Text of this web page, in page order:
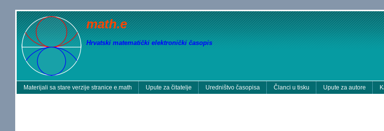
math.e
Hrvatski matematički elektronički časopis
Materijali sa stare verzije stranice e.math Upute za čitatelje Uredništvo časopisa Članci u tisku Upute za autore